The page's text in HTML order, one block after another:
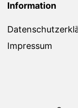
Information
Impressum